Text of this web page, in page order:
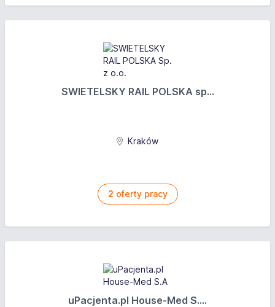
SWIETELSKY RAIL POLSKA sp...
Kraków
2 oferty pracy
uPacjenta.pl House-Med S....